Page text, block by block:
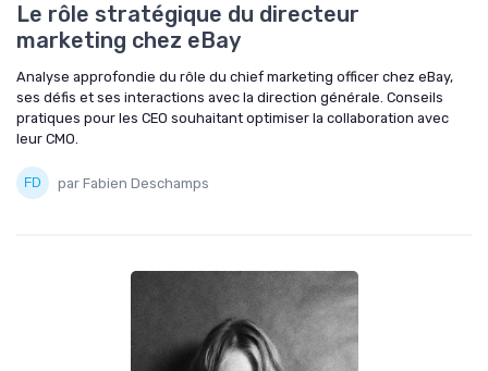
Le rôle stratégique du directeur
marketing chez eBay
Analyse approfondie du rôle du chief marketing officer chez eBay,
ses défis et ses interactions avec la direction générale. Conseils
pratiques pour les CEO souhaitant optimiser la collaboration avec
leur CMO.
par Fabien Deschamps